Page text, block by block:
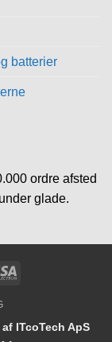
batterier
ordre afsted
glade.
Visa
ITcoTech ApS